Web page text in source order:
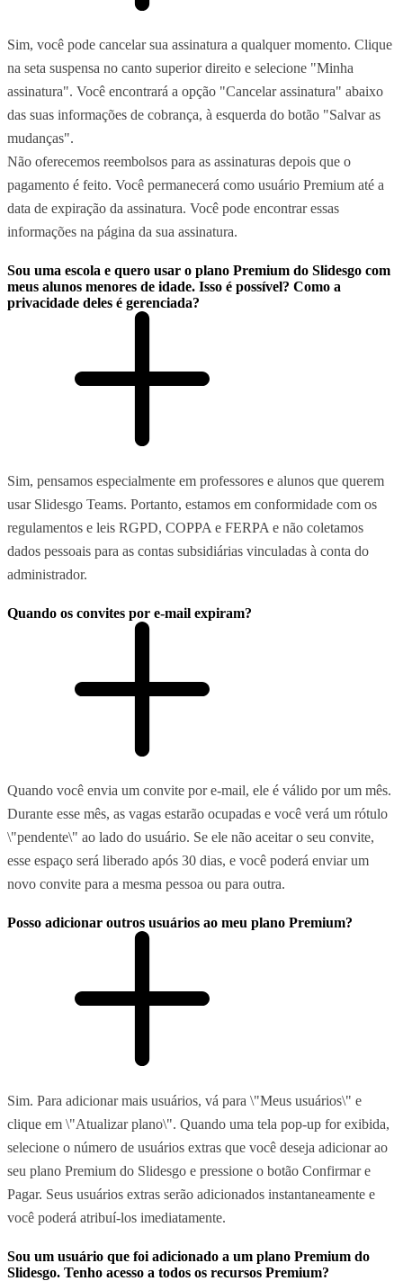
Sim, você pode cancelar sua assinatura a qualquer momento. Clique
na seta suspensa no canto superior direito e selecione "Minha
assinatura". Você encontrará a opção "Cancelar assinatura" abaixo
das suas informações de cobrança, à esquerda do botão "Salvar as
mudanças".
Não oferecemos reembolsos para as assinaturas depois que o
pagamento é feito. Você permanecerá como usuário Premium até a
data de expiração da assinatura. Você pode encontrar essas
informações na página da sua assinatura.
Sou uma escola e quero usar o plano Premium do Slidesgo com
meus alunos menores de idade. Isso é possível? Como a
privacidade deles é gerenciada?
Sim, pensamos especialmente em professores e alunos que querem
usar Slidesgo Teams. Portanto, estamos em conformidade com os
regulamentos e leis RGPD, COPPA e FERPA e não coletamos
dados pessoais para as contas subsidiárias vinculadas à conta do
administrador.
Quando os convites por e-mail expiram?
Quando você envia um convite por e-mail, ele é válido por um mês.
Durante esse mês, as vagas estarão ocupadas e você verá um rótulo
\"pendente\" ao lado do usuário. Se ele não aceitar o seu convite,
esse espaço será liberado após 30 dias, e você poderá enviar um
novo convite para a mesma pessoa ou para outra.
Posso adicionar outros usuários ao meu plano Premium?
Sim. Para adicionar mais usuários, vá para \"Meus usuários\" e
clique em \"Atualizar plano\". Quando uma tela pop-up for exibida,
selecione o número de usuários extras que você deseja adicionar ao
seu plano Premium do Slidesgo e pressione o botão Confirmar e
Pagar. Seus usuários extras serão adicionados instantaneamente e
você poderá atribuí-los imediatamente.
Sou um usuário que foi adicionado a um plano Premium do
Slidesgo. Tenho acesso a todos os recursos Premium?